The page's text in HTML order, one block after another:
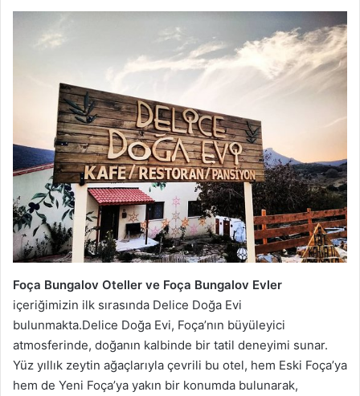
Foça Bungalov Oteller ve Foça Bungalov Evler
içeriğimizin ilk sırasında Delice Doğa Evi
bulunmakta.Delice Doğa Evi, Foça’nın büyüleyici
atmosferinde, doğanın kalbinde bir tatil deneyimi sunar.
Yüz yıllık zeytin ağaçlarıyla çevrili bu otel, hem Eski Foça’ya
hem de Yeni Foça’ya yakın bir konumda bulunarak,